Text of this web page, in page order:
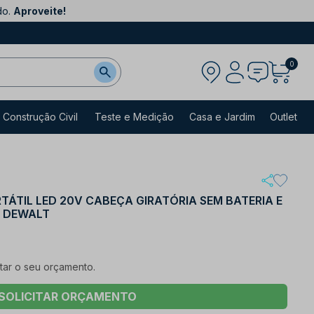
Aproveite!
0
Construção Civil Teste e Medição Casa e Jardim Outlet
LED 20V CABEÇA GIRATÓRIA SEM BATERIA E
o seu orçamento.
ORÇAMENTO